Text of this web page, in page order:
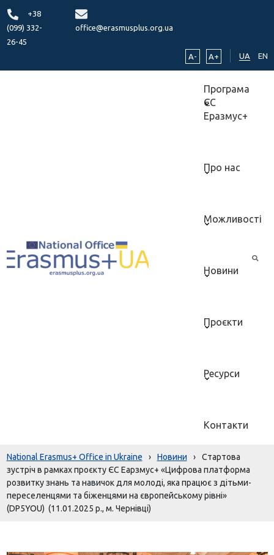
+38
(099) 332-
26-45
office@erasmusplus.org.ua
A- A+ UA EN
Програма
ЄС
Еразмус+
Про нас
Можливості
Новини
Проєкти
Ресурси
Контакти
National Erasmus+ Office in Ukraine › Новини ›
Стартова
зустріч в рамках проєкту ЄС Еарзмус+ «Цифрова платформа
розвитку знань та навичок для молоді, яка працює з дітьми-
переселенцями та біженцями на європейському рівні»
(DP5YOU) (11.01.2025 р., м. Чернівці)